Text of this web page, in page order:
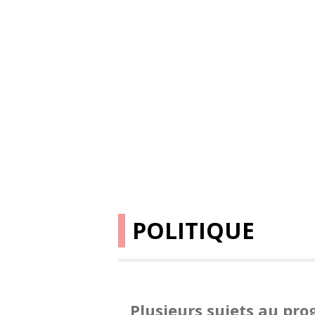
POLITIQUE
Plusieurs sujets au